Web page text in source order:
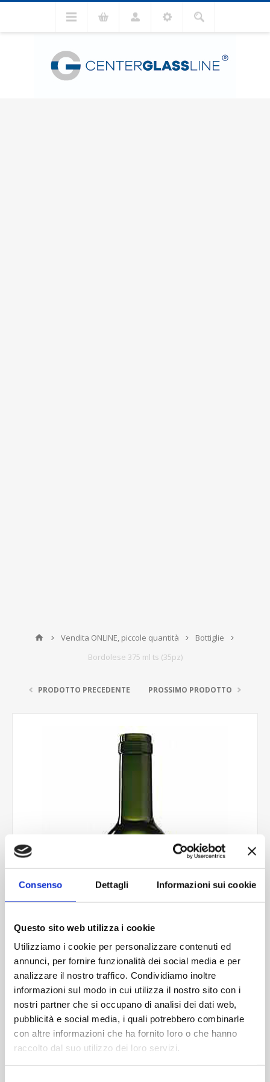
Consenso Dettagli Informazioni sui cookie
Questo sito web utilizza i cookie
Utilizziamo i cookie per personalizzare contenuti ed
annunci, per fornire funzionalità dei social media e per
analizzare il nostro traffico. Condividiamo inoltre
informazioni sul modo in cui utilizza il nostro sito con i
nostri partner che si occupano di analisi dei dati web,
pubblicità e social media, i quali potrebbero combinarle
con altre informazioni che ha fornito loro o che hanno
raccolto dal suo utilizzo dei loro servizi.
Vendita ONLINE, piccole quantità
Bottiglie
Bordolese 375 ml ts (35pz)
PRODOTTO PRECEDENTE PROSSIMO PRODOTTO